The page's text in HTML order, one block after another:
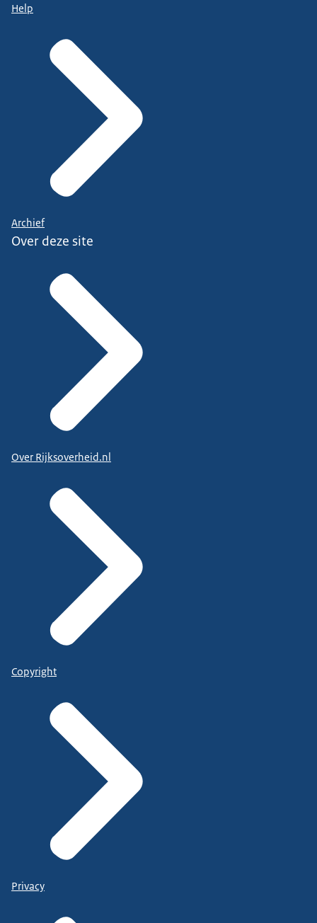
Help
Archief
Over deze site
Over Rijksoverheid.nl
Copyright
Privacy